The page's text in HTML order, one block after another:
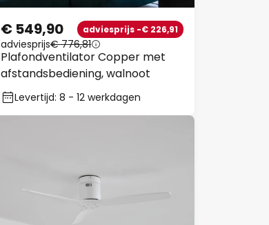
Plafondventilator Copper met
afstandsbediening, walnoot
€ 549,90 adviesprijs -€ 226,91
adviesprijs€ 776,81
Levertijd: 8 - 12 werkdagen